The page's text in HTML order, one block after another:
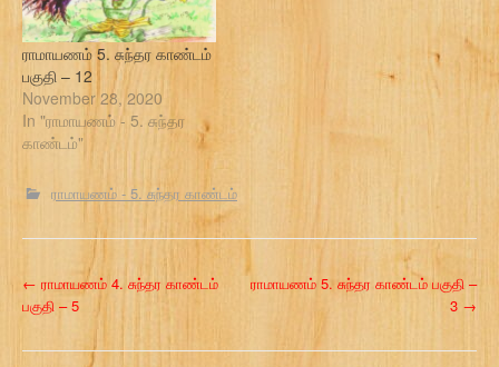
ராமாயணம் 5. சுந்தர காண்டம்
பகுதி – 12
November 28, 2020
In "ராமாயணம் - 5. சுந்தர
காண்டம்"
ராமாயணம் - 5. சுந்தர காண்டம்
P
← ராமாயணம் 4. சுந்தர காண்டம்
பகுதி – 5
ராமாயணம் 5. சுந்தர காண்டம் பகுதி –
3 →